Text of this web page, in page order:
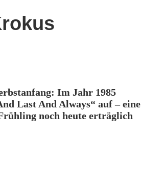
Im Jahr 1985
Last And Always“ auf – eine
noch heute erträglich